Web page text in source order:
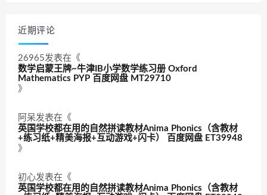
近期评论
26965发表在《
数学启蒙王牌~牛津IB小学数学练习册 Oxford
Mathematics PYP 百度网盘 MT29710
》
阿呆发表在《
英国学校都在用的自然拼读教材Anima Phonics（含教材
+练习纸+精美海报+互动游戏+闪卡） 百度网盘 ET39948
》
初心发表在《
英国学校都在用的自然拼读教材Anima Phonics（含教材